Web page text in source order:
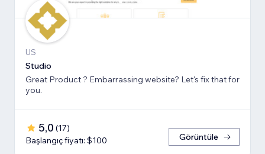
US
Studio
Great Product ? Embarrassing website? Let's fix that for
you.
5,0 (17)
Başlangıç fiyatı: $100
Görüntüle